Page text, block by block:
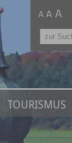
TOURISMUS